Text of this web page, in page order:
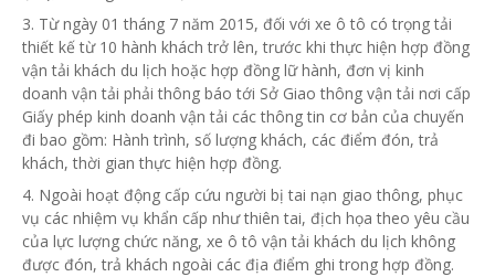
3. Từ ngày 01 tháng 7 năm 2015, đối với xe ô tô có trọng tải
thiết kế từ 10 hành khách trở lên, trước khi thực hiện hợp đồng
vận tải khách du lịch hoặc hợp đồng lữ hành, đơn vị kinh
doanh vận tải phải thông báo tới Sở Giao thông vận tải nơi cấp
Giấy phép kinh doanh vận tải các thông tin cơ bản của chuyến
đi bao gồm: Hành trình, số lượng khách, các điểm đón, trả
khách, thời gian thực hiện hợp đồng.
4. Ngoài hoạt động cấp cứu người bị tai nạn giao thông, phục
vụ các nhiệm vụ khẩn cấp như thiên tai, địch họa theo yêu cầu
của lực lượng chức năng, xe ô tô vận tải khách du lịch không
được đón, trả khách ngoài các địa điểm ghi trong hợp đồng.